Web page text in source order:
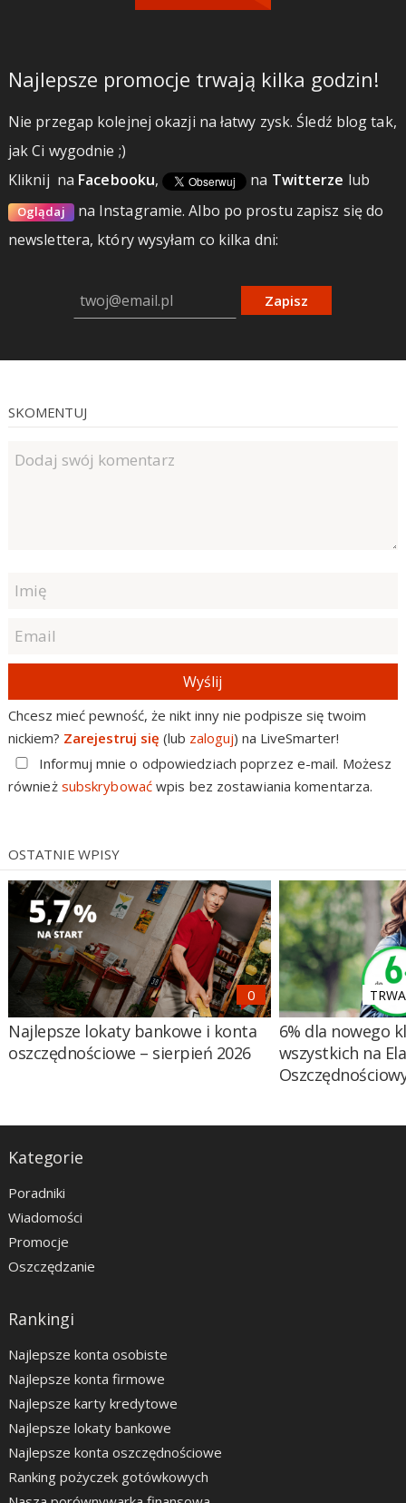
Najlepsze promocje trwają kilka godzin!
Nie przegap kolejnej okazji na łatwy zysk. Śledź blog tak,
jak Ci wygodnie ;)
Kliknij na Facebooku, na Twitterze lub
Oglądaj na Instagramie.Albo po prostu zapisz się do
newslettera, który wysyłam co kilka dni:
Zapisz
SKOMENTUJ
Wyślij
Chcesz mieć pewność, że nikt inny nie podpisze się twoim
nickiem? Zarejestruj się (lub zaloguj) na LiveSmarter!
Informuj mnie o odpowiedziach poprzez e-mail. Możesz
również subskrybowaćwpis bez zostawiania komentarza.
OSTATNIE WPISY
Najlepsze lokaty bankowe i konta
oszczędnościowe – sierpień 2026
6% dla nowego
wszystkich na
Kategorie
Poradniki
Wiadomości
Promocje
Oszczędzanie
Rankingi
Najlepsze konta osobiste
Najlepsze konta firmowe
Najlepsze karty kredytowe
Najlepsze lokaty bankowe
Najlepsze konta oszczędnościowe
Ranking pożyczek gotówkowych